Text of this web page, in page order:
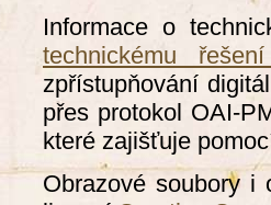
Informace o
technickému
zpřístupňování
přes protokol OAI-
které zajišťuje
Obrazové soubory i